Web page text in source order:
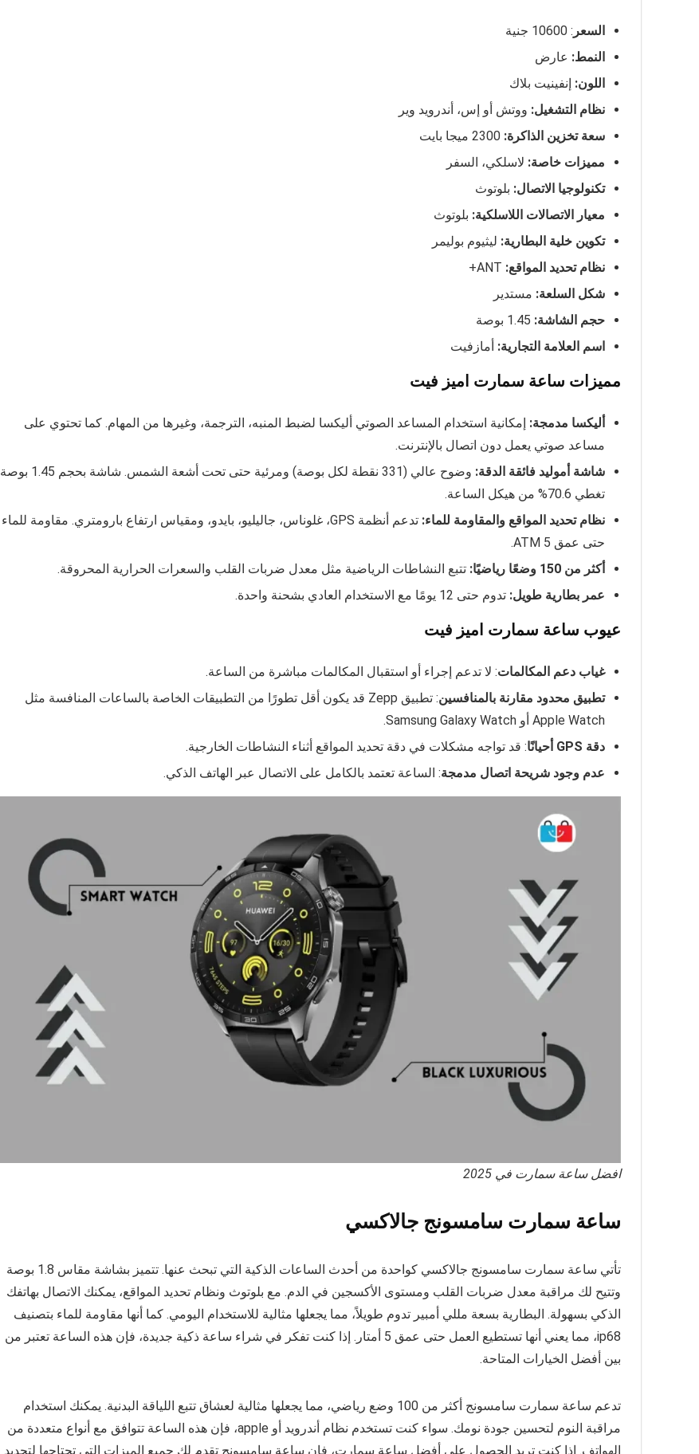
السعر : 10600 جنية
النمط: عارض
اللون: إنفينيت بلاك
نظام التشغيل: ووتش أو إس، أندرويد وير
سعة تخزين الذاكرة:
مميزات خاصة: لاسلكي، السفر
تكنولوجيا الاتصال: بلوتوث
معيار الاتصالات اللاسلكية: بلوتوث
تكوين خلية البطارية: ليثيوم بوليمر
نظام تحديد المواقع:
شكل السلعة: مستدير
حجم الشاشة:
اسم العلامة التجارية: أمازفيت
مميزات ساعة سمارت اميز فيت
أليكسا مدمجة: إمكانية استخدام المساعد الصوتي أليكسا لضبط المنبه، الترجمة، وغيرها من المهام. كما تحتوي على
مساعد صوتي يعمل دون اتصال بالإنترنت.
شاشة أموليد فائقة الدقة:
وضوح عالي (331 نقطة لكل بوصة) ومرئية حتى تحت أشعة الشمس. شاشة بحجم 1.45 بوصة
تغطي 70.6% من هيكل الساعة.
نظام تحديد المواقع والمقاومة للماء:
تدعم أنظمة GPS، غلوناس، جاليليو، بايدو، ومقياس ارتفاع بارومتري. مقاومة للماء
حتى عمق 5 ATM.
أكثر من 150 وضعًا رياضيًا
: تتبع النشاطات الرياضية مثل معدل ضربات القلب والسعرات الحرارية المحروقة.
عمر بطارية طويل: تدوم حتى 12 يومًا مع الاستخدام العادي بشحنة واحدة.
عيوب ساعة سمارت اميز فيت
غياب دعم المكالمات: لا تدعم إجراء أو استقبال المكالمات مباشرة من الساعة.
تطبيق محدود مقارنة بالمنافسين
: تطبيق Zepp قد يكون أقل تطورًا من التطبيقات الخاصة بالساعات المنافسة مثل
Apple Watch أو Samsung Galaxy Watch.
دقة
أحيانًا: قد تواجه مشكلات في دقة تحديد المواقع أثناء النشاطات الخارجية.
عدم وجود شريحة اتصال مدمجة: الساعة تعتمد بالكامل على الاتصال عبر الهاتف الذكي.
افضل ساعة سمارت في 2025
ساعة سمارت سامسونج جالاكسي
تأتي ساعة سمارت سامسونج جالاكسي كواحدة من أحدث الساعات الذكية التي تبحث عنها. تتميز بشاشة مقاس 1.8 بوصة
وتتيح لك مراقبة معدل ضربات القلب ومستوى الأكسجين في الدم. مع بلوتوث ونظام تحديد المواقع، يمكنك الاتصال بهاتفك
الذكي بسهولة. البطارية بسعة مللي أمبير تدوم طويلاً، مما يجعلها مثالية للاستخدام اليومي. كما أنها مقاومة للماء بتصنيف
ip68، مما يعني أنها تستطيع العمل حتى عمق 5 أمتار. إذا كنت تفكر في شراء ساعة ذكية جديدة، فإن هذه الساعة تعتبر من
بين أفضل الخيارات المتاحة.
تدعم ساعة سمارت سامسونج أكثر من 100 وضع رياضي، مما يجعلها مثالية لعشاق تتبع اللياقة البدنية. يمكنك استخدام
مراقبة النوم لتحسين جودة نومك. سواء كنت تستخدم نظام أندرويد أو apple، فإن هذه الساعة تتوافق مع أنواع متعددة من
الهواتف. إذا كنت تريد الحصول على أفضل ساعة سمارت، فإن ساعة سامسونج تقدم لك جميع الميزات التي تحتاجها لتحديد